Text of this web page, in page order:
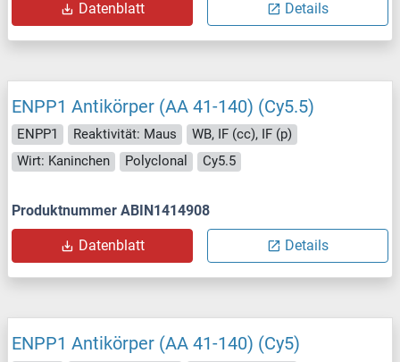
Datenblatt Details
ENPP1 Antikörper (AA 41-140) (Cy5.5)
ENPP1 Reaktivität: Maus
WB, IF (cc), IF (p)
Wirt: Kaninchen
Polyclonal Cy5.5
Produktnummer ABIN1414908
Datenblatt Details
ENPP1 Antikörper (AA 41-140) (Cy5)